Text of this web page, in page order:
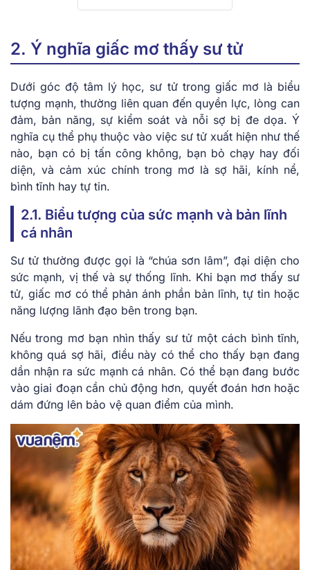
2. Ý nghĩa giấc mơ thấy sư tử
Dưới góc độ tâm lý học, sư tử trong giấc mơ là biểu
tượng mạnh, thường liên quan đến quyền lực, lòng can
đảm, bản năng, sự kiểm soát và nỗi sợ bị đe dọa. Ý
nghĩa cụ thể phụ thuộc vào việc sư tử xuất hiện như thế
nào, bạn có bị tấn công không, bạn bỏ chạy hay đối
diện, và cảm xúc chính trong mơ là sợ hãi, kính nể,
bình tĩnh hay tự tin.
2.1. Biểu tượng của sức mạnh và bản lĩnh
cá nhân
Sư tử thường được gọi là “chúa sơn lâm”, đại diện cho
sức mạnh, vị thế và sự thống lĩnh. Khi bạn mơ thấy sư
tử, giấc mơ có thể phản ánh phần bản lĩnh, tự tin hoặc
năng lượng lãnh đạo bên trong bạn.
Nếu trong mơ bạn nhìn thấy sư tử một cách bình tĩnh,
không quá sợ hãi, điều này có thể cho thấy bạn đang
dần nhận ra sức mạnh cá nhân. Có thể bạn đang bước
vào giai đoạn cần chủ động hơn, quyết đoán hơn hoặc
dám đứng lên bảo vệ quan điểm của mình.